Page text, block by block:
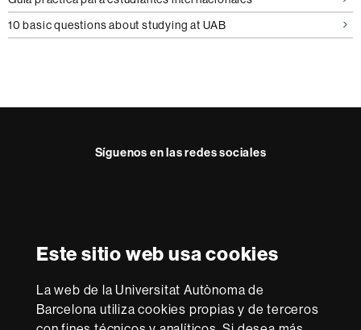
Este sitio web usa cookies
La web de la Universitat Autònoma de
Barcelona utiliza cookies propias y de terceros
10 basic questions about studying at UAB
Síguenos en las redes sociales
Excellence
Research
-
Euraxess
Con la financiación de